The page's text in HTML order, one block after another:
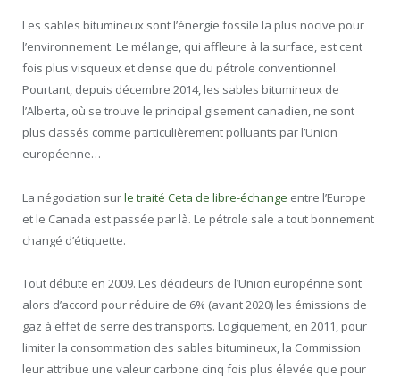
Les sables bitumineux sont l’énergie fossile la plus nocive pour
l’environnement. Le mélange, qui affleure à la surface, est cent
fois plus visqueux et dense que du pétrole conventionnel.
Pourtant, depuis décembre 2014, les sables bitumineux de
l’Alberta, où se trouve le principal gisement canadien, ne sont
plus classés comme particulièrement polluants par l’Union
européenne…
La négociation surle traité Ceta de libre-échange entre l’Europe
et le Canada est passée par là. Le pétrole sale a tout bonnement
changé d’étiquette.
Tout débute en 2009. Les décideurs de l’Union europénne sont
alors d’accord pour réduire de 6% (avant 2020) les émissions de
gaz à effet de serre des transports. Logiquement, en 2011, pour
limiter la consommation des sables bitumineux, la Commission
leur attribue une valeur carbone cinq fois plus élevée que pour